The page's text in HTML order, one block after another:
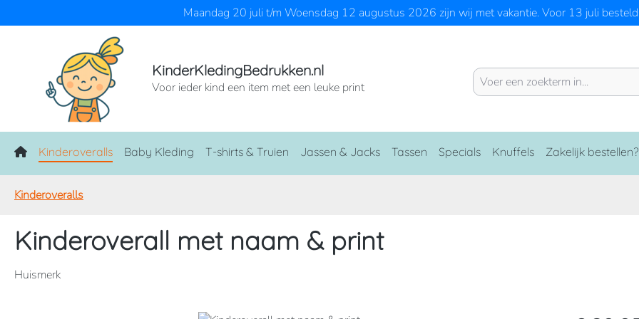
Maandag 20 juli t/m Woensdag 12 augustus 2026 zijn wij met vakantie. Voor 13 juli
KinderKledingBedrukken.nl
Voor ieder kind een item met een leuke print
Home
Kinderoveralls Baby Kleding T-shirts & Truien Jassen & Jacks Tassen Specials Knuffels Zakelijk bestellen?
Kinderoveralls
Kinderoverall met naam & print
Huismerk